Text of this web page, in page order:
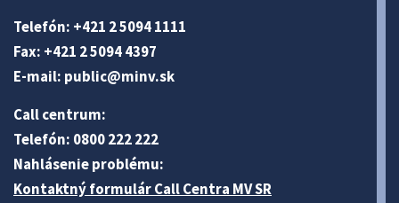
Telefón: +421 2 5094 1111
Fax: +421 2 5094 4397
E-mail: public@minv.sk
Call centrum:
Telefón: 0800 222 222
Nahlásenie problému:
Kontaktný formulár Call Centra MV SR